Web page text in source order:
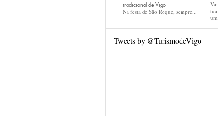
tradicional de Vigo
Na festa de São Roque, sempre...
Tweets by @TurismodeVigo